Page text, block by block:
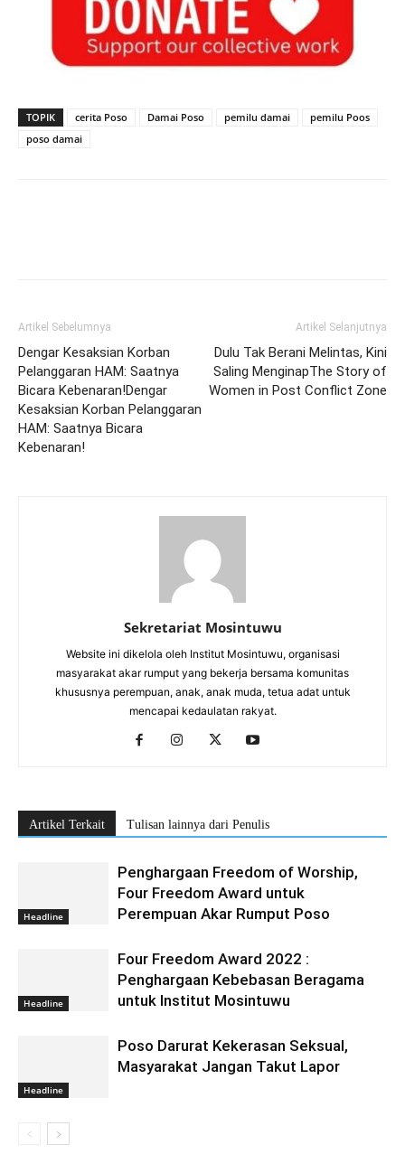
TOPIK cerita Poso Damai Poso pemilu damai
pemilu Poos
poso damai
Artikel Sebelumnya
Dengar Kesaksian Korban
Pelanggaran HAM: Saatnya
Bicara Kebenaran!Dengar
Kesaksian Korban Pelanggaran
HAM: Saatnya Bicara
Kebenaran!
Artikel Selanjutnya
Dulu Tak Berani Melintas, Kini
Saling MenginapThe Story of
Women in Post Conflict Zone
Sekretariat Mosintuwu
Website ini dikelola oleh Institut Mosintuwu, organisasi
masyarakat akar rumput yang bekerja bersama komunitas
khususnya perempuan, anak, anak muda, tetua adat untuk
mencapai kedaulatan rakyat.
Artikel Terkait Tulisan lainnya dari Penulis
Headline
Penghargaan Freedom of Worship,
Four Freedom Award untuk
Perempuan Akar Rumput Poso
Headline
Four Freedom Award 2022 :
Penghargaan Kebebasan Beragama
untuk Institut Mosintuwu
Headline
Poso Darurat Kekerasan Seksual,
Masyarakat Jangan Takut Lapor